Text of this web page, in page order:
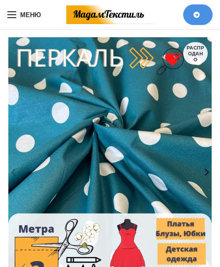
МЕНЮ
РАСПР
ОДАН
О